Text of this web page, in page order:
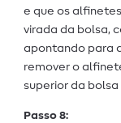
e que os
virada da bolsa,
apontando para
remover o
superior da
Passo 8: